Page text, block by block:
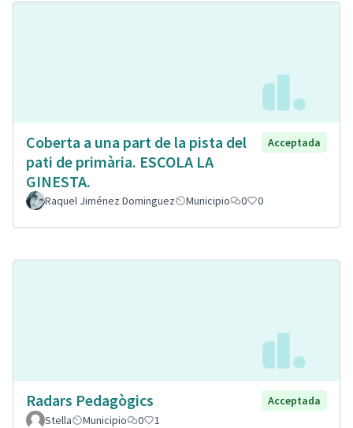
Coberta a una part de la pista del
pati de primària. ESCOLA LA
GINESTA.
Acceptada
Raquel Jiménez Dominguez Municipio 0 0
Radars Pedagògics
Acceptada
Stella
Municipio 0 1